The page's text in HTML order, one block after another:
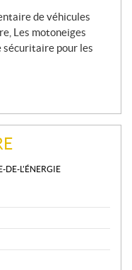
de véhicules
Les motoneiges
sécuritaire pour les
DE-L'ÉNERGIE